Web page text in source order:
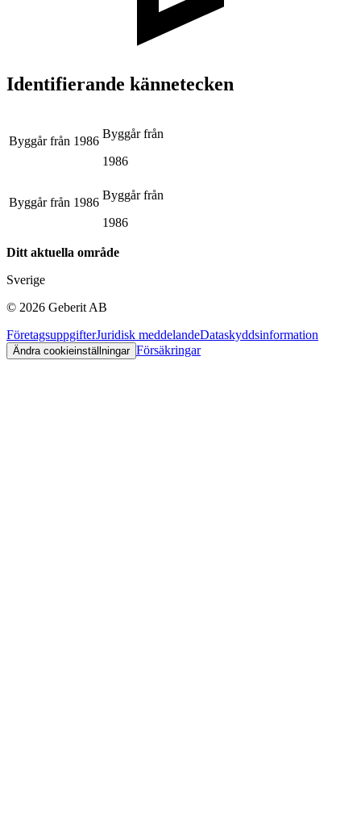
Identifierande kännetecken
Byggår från 1986
Byggår från
1986
Byggår från 1986
Byggår från
1986
Ditt aktuella område
Sverige
© 2026 Geberit AB
FöretagsuppgifterJuridisk meddelandeDataskyddsinformation
Ändra cookieinställningar Försäkringar